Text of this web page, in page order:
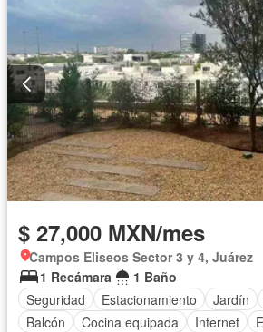
$ 27,000 MXN/mes
Campos Eliseos Sector 3 y 4, Juárez
1 Recámara
1 Baño
Seguridad
Estacionamiento Jardín
Balcón
Cocina equipada Internet